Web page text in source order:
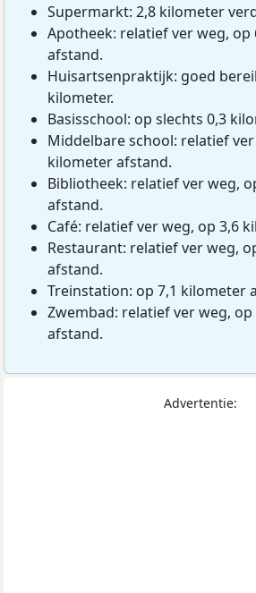
Supermarkt: 2,8 kilometer
Apotheek: relatief ver weg, op
afstand.
Huisartsenpraktijk: goed
kilometer.
Basisschool: op slechts 0,3
Middelbare school: relatief
kilometer afstand.
Bibliotheek: relatief ver weg,
afstand.
Café: relatief ver weg, op 3,6
Restaurant: relatief ver weg,
afstand.
Treinstation: op 7,1 kilometer
Zwembad: relatief ver weg,
afstand.
Advertentie: